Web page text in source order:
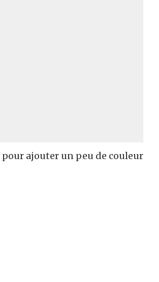
pour ajouter un peu de couleur